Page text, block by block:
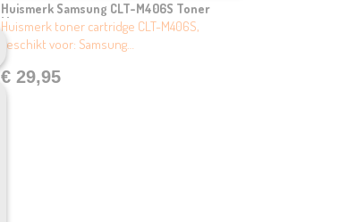
Huismerk Samsung CLT-M406S Toner
Magenta
Huismerk toner cartridge CLT-M406S,
geschikt voor: Samsung…
€ 29,95